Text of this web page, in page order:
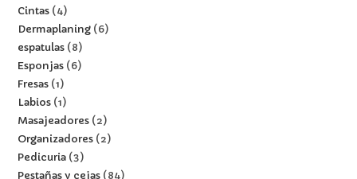
Cintas 4
Dermaplaning 6
espatulas 8
Esponjas 6
Fresas 1
Labios 1
Masajeadores 2
Organizadores 2
Pedicuria 3
Pestañas y cejas 84